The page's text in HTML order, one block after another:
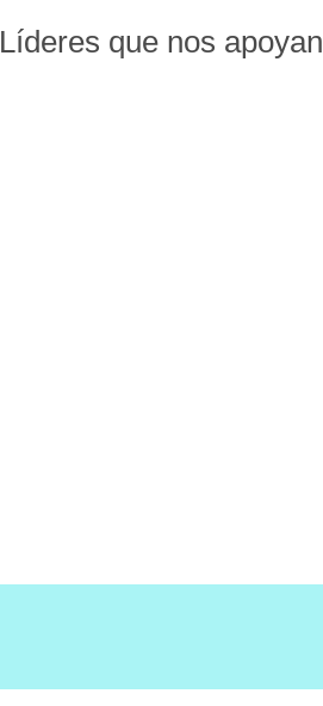
Líderes que nos apoyan